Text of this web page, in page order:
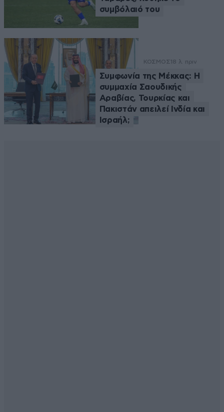
συμβόλαιό του
ΚΟΣΜΟΣ 18 λ. πριν
Συμφωνία της Μέκκας: Η
συμμαχία Σαουδικής
Αραβίας, Τουρκίας και
Πακιστάν απειλεί Ινδία και
Ισραήλ;